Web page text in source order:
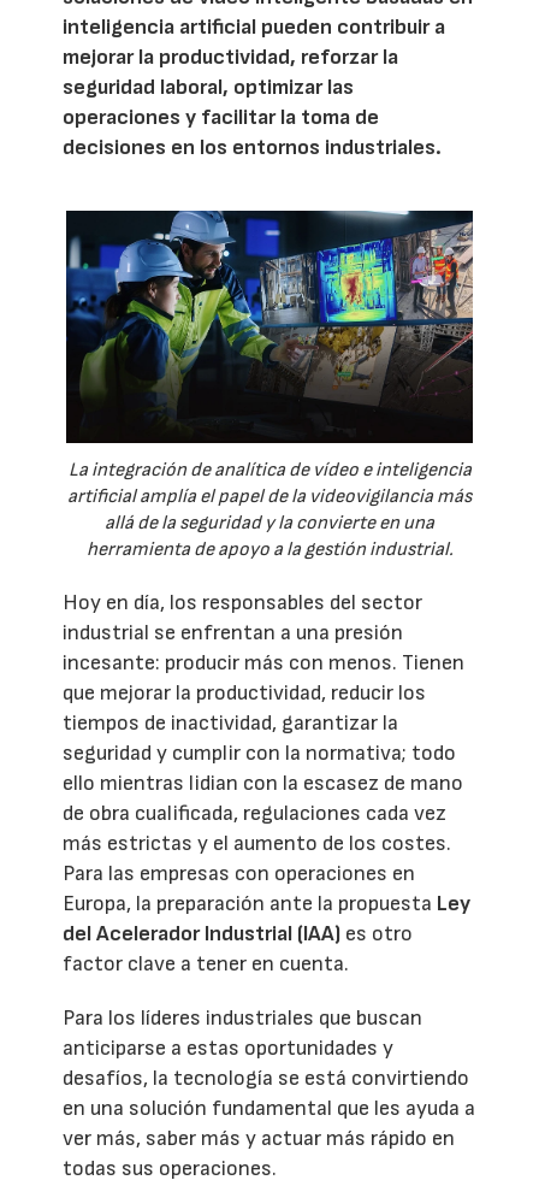
inteligencia artificial pueden contribuir a
mejorar la productividad, reforzar la
seguridad laboral, optimizar las
operaciones y facilitar la toma de
decisiones en los entornos industriales.
La integración de analítica de vídeo e inteligencia
artificial amplía el papel de la videovigilancia más
allá de la seguridad y la convierte en una
herramienta de apoyo a la gestión industrial.
Hoy en día, los responsables del sector
industrial se enfrentan a una presión
incesante: producir más con menos. Tienen
que mejorar la productividad, reducir los
tiempos de inactividad, garantizar la
seguridad y cumplir con la normativa; todo
ello mientras lidian con la escasez de mano
de obra cualificada, regulaciones cada vez
más estrictas y el aumento de los costes.
Para las empresas con operaciones en
Europa, la preparación ante la propuesta Ley
del Acelerador Industrial (IAA) es otro
factor clave a tener en cuenta.
Para los líderes industriales que buscan
anticiparse a estas oportunidades y
desafíos, la tecnología se está convirtiendo
en una solución fundamental que les ayuda a
ver más, saber más y actuar más rápido en
todas sus operaciones.